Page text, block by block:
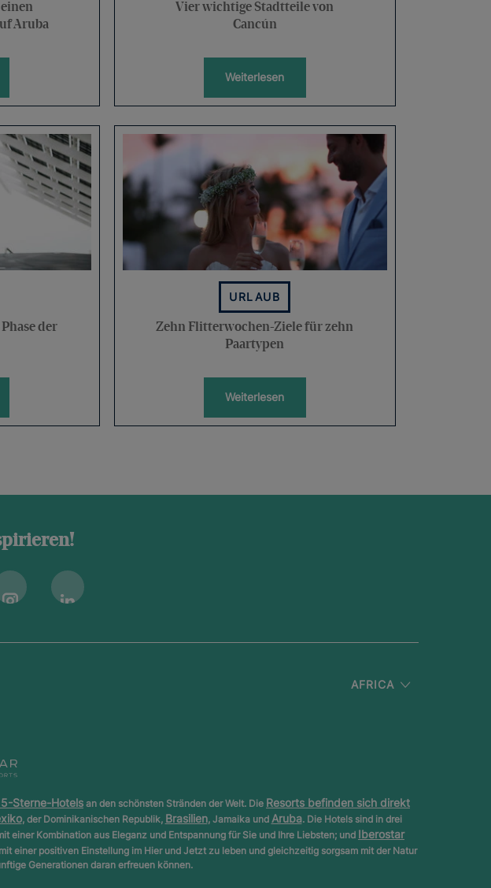
Aruba
Vier wichtige Stadtteile von
Cancún
Weiterlesen
der
URLAUB
Zehn Flitterwochen-Ziele für zehn
Paartypen
Weiterlesen
Linkedin
AFRICA
Sterne-Hotelsan den schönsten Stränden der Welt. Die Resorts befinden sich direkt
, der Dominikanischen Republik, Brasilien, Jamaika und Aruba. Die Hotels sind in drei
einer Kombination aus Eleganz und Entspannung für Sie und Ihre Liebsten; und Iberostar
einer positiven Einstellung im Hier und Jetzt zu leben und gleichzeitig sorgsam mit der Natur
Generationen daran erfreuen können.